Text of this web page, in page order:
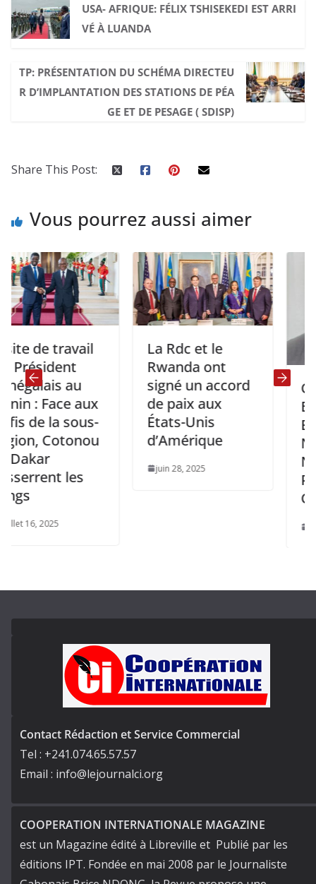
USA- AFRIQUE: FÉLIX TSHISEKEDI EST ARRI
VÉ À LUANDA
TP: PRÉSENTATION DU SCHÉMA DIRECTEU
R D’IMPLANTATION DES STATIONS DE PÉA
GE ET DE PESAGE ( SDISP)
Share This Post:
Vous pourrez aussi aimer
travail
au
Face aux
la sous-
Cotonou
les
2025
La Rdc et le
Rwanda ont
signé un accord
de paix aux
États-Unis
d’Amérique
juin 28, 2025
Contact Rédaction et Service Commercial
Tel : +241.074.65.57.57
Email : info@lejournalci.org
COOPERATION INTERNATIONALE MAGAZINE
est un Magazine édité à Libreville et Publié par les
éditions IPT. Fondée en mai 2008 par le Journaliste